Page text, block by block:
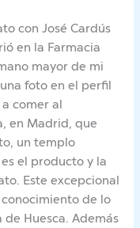
con José Cardús
en la Farmacia
mayor de mi
foto en el perfil
comer al
en Madrid, que
un templo
el producto y la
Este excepcional
de lo
Huesca. Además